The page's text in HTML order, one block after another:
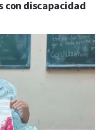
con discapacidad